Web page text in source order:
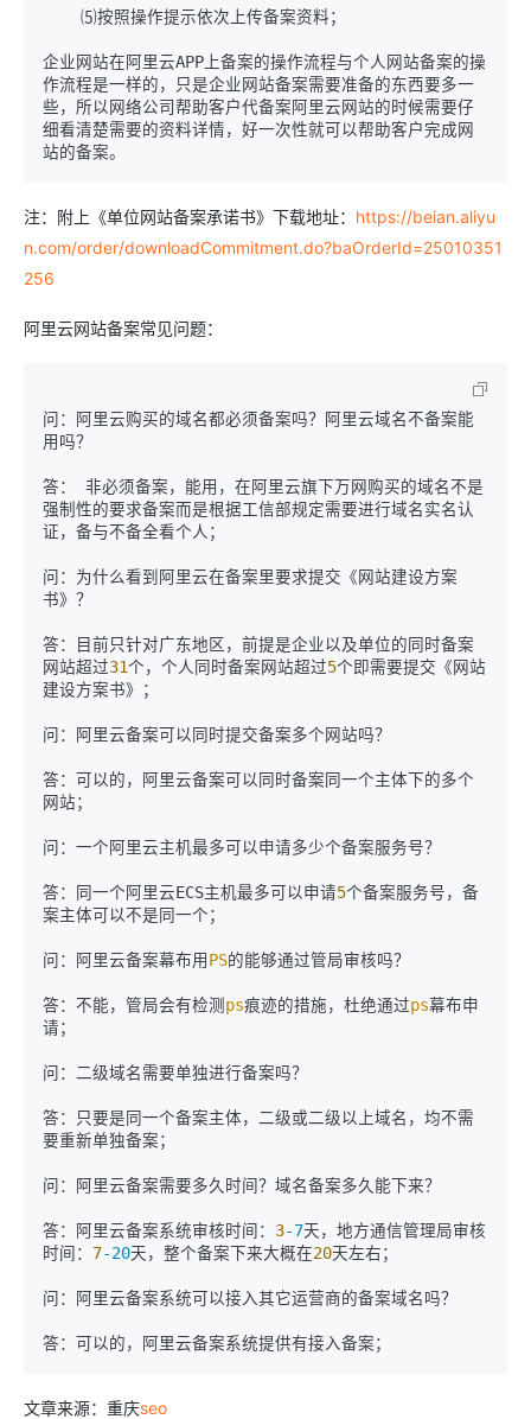
企业网站在阿里云APP上备案的操作流程与个人网站备案的操
作流程是一样的，只是企业网站备案需要准备的东西要多一
些，所以网络公司帮助客户代备案阿里云网站的时候需要仔
细看清楚需要的资料详情，好一次性就可以帮助客户完成网
注：附上《单位网站备案承诺书》下载地址： https://beian.aliyu
n.com/order/downloadCommitment.do?baOrderId=25010351
256
阿里云网站备案常见问题：
问：阿里云购买的域名都必须备案吗？阿里云域名不备案能
用吗？
答： 非必须备案，能用，在阿里云旗下万网购买的域名不是
强制性的要求备案而是根据工信部规定需要进行域名实名认
证，备与不备全看个人；
问：为什么看到阿里云在备案里要求提交《网站建设方案
书》？
答：目前只针对广东地区，前提是企业以及单位的同时备案
网站超过31个，个人同时备案网站超过5个即需要提交《网站
建设方案书》；
问：阿里云备案可以同时提交备案多个网站吗？
答：可以的，阿里云备案可以同时备案同一个主体下的多个
网站；
问：一个阿里云主机最多可以申请多少个备案服务号？
答：同一个阿里云ECS主机最多可以申请5个备案服务号，备
案主体可以不是同一个；
问：阿里云备案幕布用 PS的能够通过管局审核吗？
答：不能，管局会有检测 ps痕迹的措施，杜绝通过ps幕布申
请；
问：二级域名需要单独进行备案吗？
答：只要是同一个备案主体，二级或二级以上域名，均不需
要重新单独备案；
问：阿里云备案需要多久时间？域名备案多久能下来？
答：阿里云备案系统审核时间： 3-7天，地方通信管理局审核
时间： 7-20天，整个备案下来大概在20天左右；
问：阿里云备案系统可以接入其它运营商的备案域名吗？
答：可以的，阿里云备案系统提供有接入备案；
文章来源：重庆seo